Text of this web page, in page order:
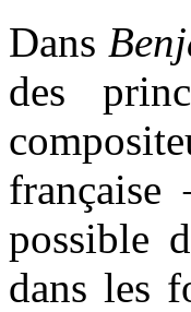
Dans
des
possible
dans les